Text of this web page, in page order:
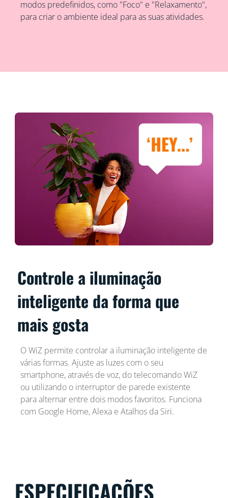
modos predefinidos, como "Foco" e "Relaxamento",
para criar o ambiente ideal para as suas atividades.
Controle a iluminação
inteligente da forma que
mais gosta
O WiZ permite controlar a iluminação inteligente de
várias formas. Ajuste as luzes com o seu
smartphone, através de voz, do telecomando WiZ
ou utilizando o interruptor de parede existente
para alternar entre dois modos favoritos. Funciona
com Google Home, Alexa e Atalhos da Siri.
ESPECIFICAÇÕES